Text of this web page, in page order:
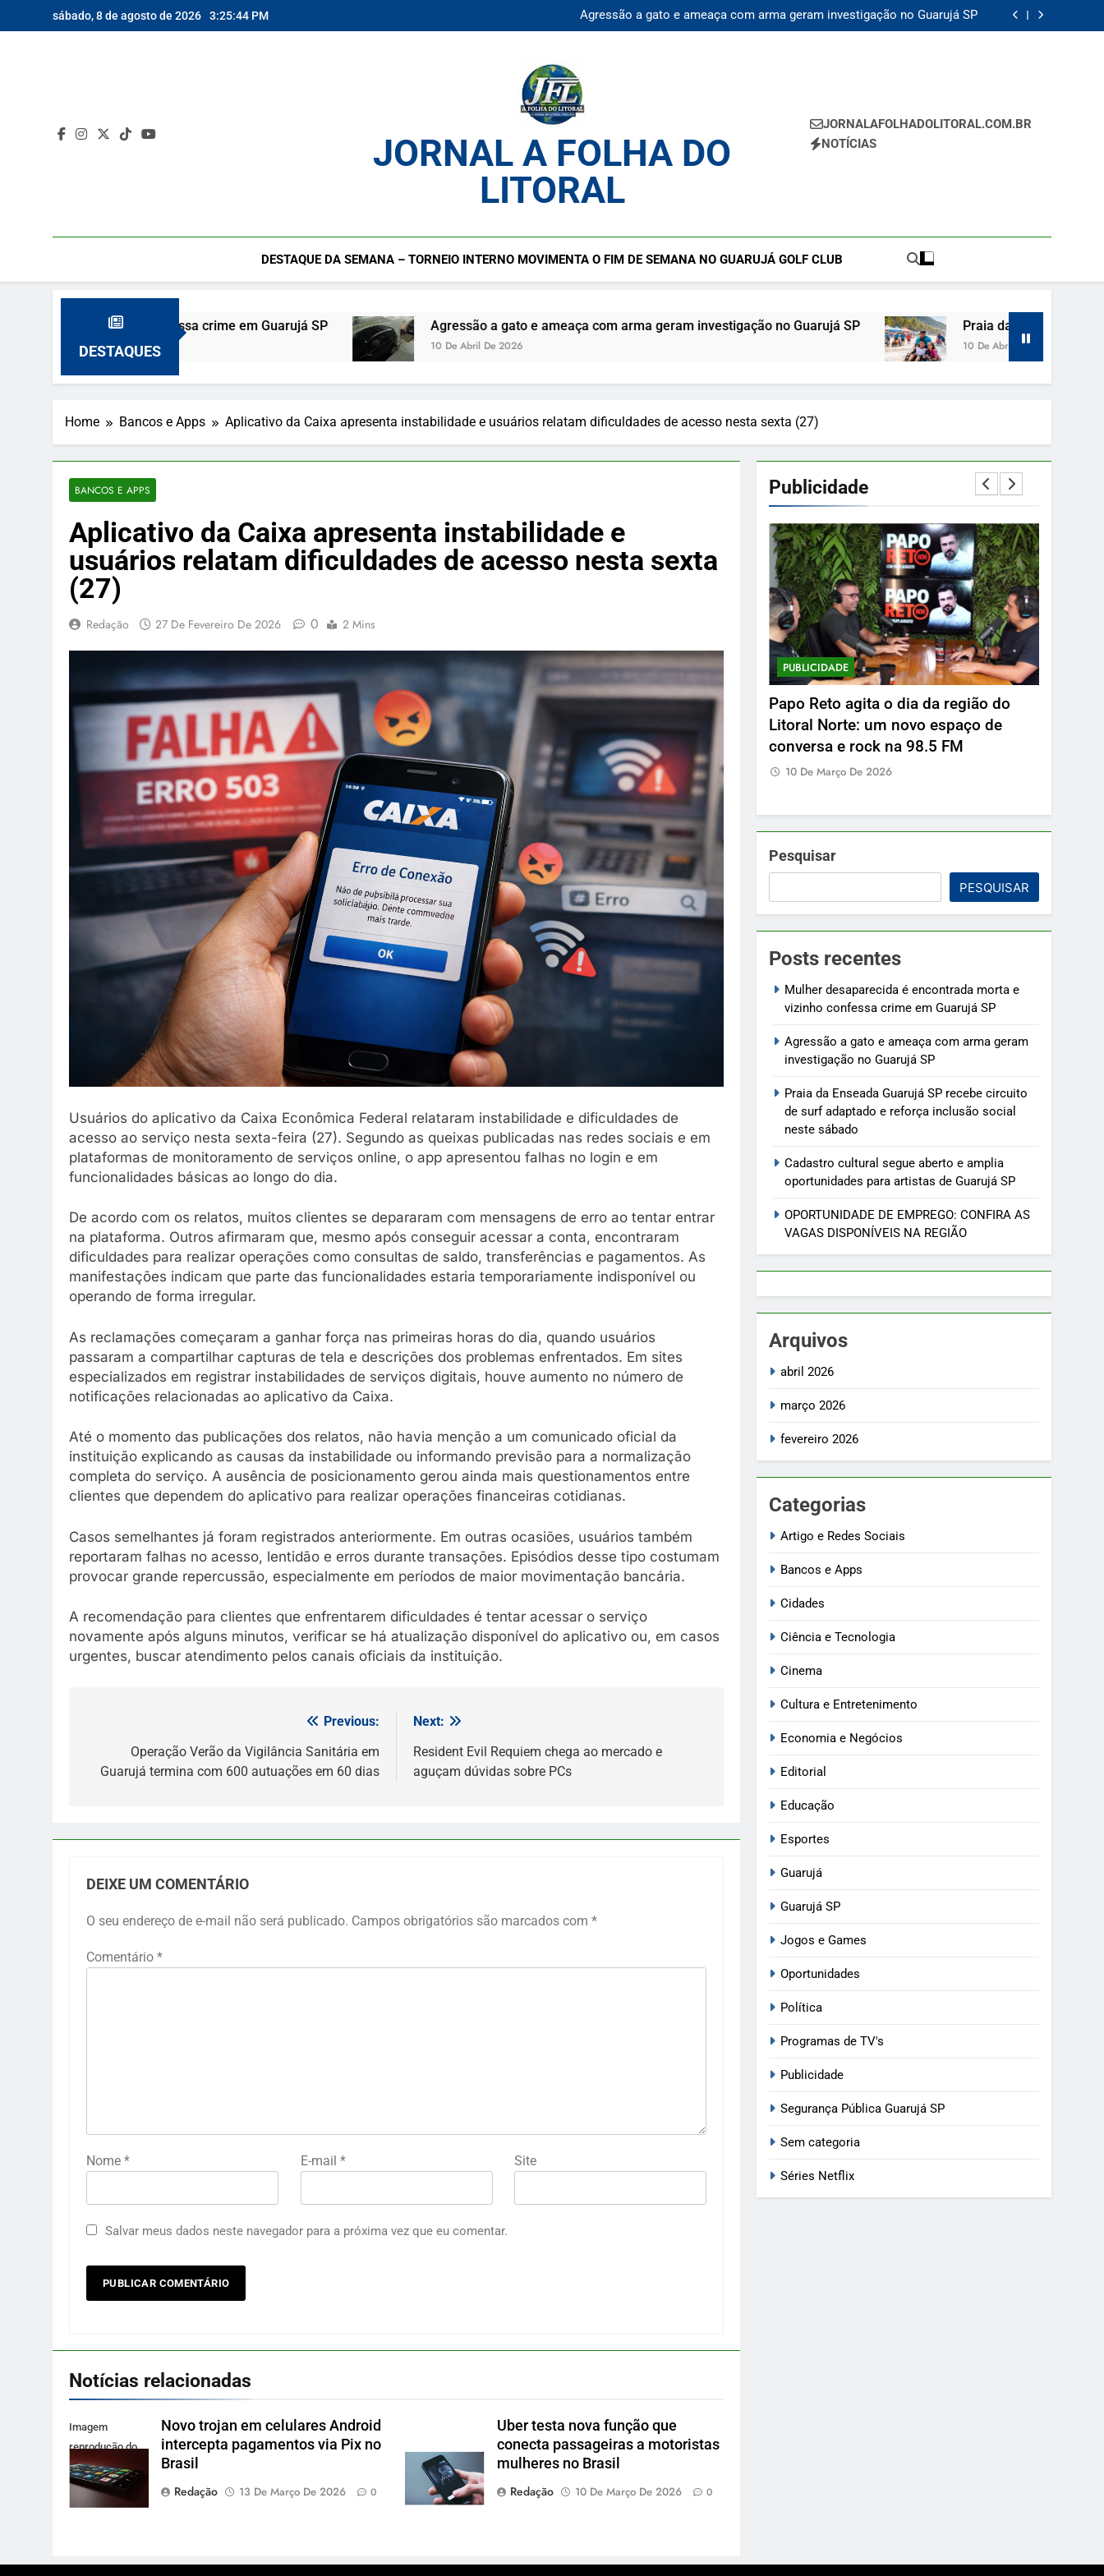
to
sábado, 8 de agosto de 2026 3:25:45 PM
Guarujá SP
Agressão a gato e ameaça com arma geram investigação no Guarujá SP
Praia da Enseada Guarujá SP recebe circuito de surf adaptado e reforça
Guarujá SP
JORNAL A FOLHA DO
LITORAL
JORNALAFOLHADOLITORAL.COM.BR
NOTÍCIAS
DESTAQUE DA SEMANA – TORNEIO INTERNO MOVIMENTA O FIM DE SEMANA NO GUARUJÁ GOLF CLUB
DESTAQUES
confessa crime em Guarujá SP Agressão a gato e ameaça com arma geram investigação no Guarujá SP
10 De Abril De 2026
Praia da Enseada Guarujá SP
10 De Abril De 2026
Home Bancos e Apps Aplicativo da Caixa apresenta instabilidade e usuários relatam dificuldades de acesso nesta sexta (27)
BANCOS E APPS
Aplicativo da Caixa apresenta instabilidade e
usuários relatam dificuldades de acesso nesta sexta
(27)
Redação 27 De Fevereiro De 2026 0 2 Mins
Usuários do aplicativo da Caixa Econômica Federal relataram instabilidade e dificuldades de
acesso ao serviço nesta sexta-feira (27). Segundo as queixas publicadas nas redes sociais e em
plataformas de monitoramento de serviços online, o app apresentou falhas no login e em
funcionalidades básicas ao longo do dia.
De acordo com os relatos, muitos clientes se depararam com mensagens de erro ao tentar entrar
na plataforma. Outros afirmaram que, mesmo após conseguir acessar a conta, encontraram
dificuldades para realizar operações como consultas de saldo, transferências e pagamentos. As
manifestações indicam que parte das funcionalidades estaria temporariamente indisponível ou
operando de forma irregular.
As reclamações começaram a ganhar força nas primeiras horas do dia, quando usuários
passaram a compartilhar capturas de tela e descrições dos problemas enfrentados. Em sites
especializados em registrar instabilidades de serviços digitais, houve aumento no número de
notificações relacionadas ao aplicativo da Caixa.
Até o momento das publicações dos relatos, não havia menção a um comunicado oficial da
instituição explicando as causas da instabilidade ou informando previsão para a normalização
completa do serviço. A ausência de posicionamento gerou ainda mais questionamentos entre
clientes que dependem do aplicativo para realizar operações financeiras cotidianas.
Casos semelhantes já foram registrados anteriormente. Em outras ocasiões, usuários também
reportaram falhas no acesso, lentidão e erros durante transações. Episódios desse tipo costumam
provocar grande repercussão, especialmente em períodos de maior movimentação bancária.
A recomendação para clientes que enfrentarem dificuldades é tentar acessar o serviço
novamente após alguns minutos, verificar se há atualização disponível do aplicativo ou, em casos
urgentes, buscar atendimento pelos canais oficiais da instituição.
Previous:
Operação Verão da Vigilância Sanitária em
Guarujá termina com 600 autuações em 60 dias
Next:
Resident Evil Requiem chega ao mercado e
aguçam dúvidas sobre PCs
DEIXE UM COMENTÁRIO
O seu endereço de e-mail não será publicado. Campos obrigatórios são marcados com *
Comentário *
Nome * E-mail * Site
Salvar meus dados neste navegador para a próxima vez que eu comentar.
Notícias relacionadas
Imagem
reprodução do
site Pexels
Novo trojan em celulares Android
intercepta pagamentos via Pix no
Brasil
Redação
13 De Março De 2026 0
Uber testa nova função que
conecta passageiras a motoristas
mulheres no Brasil
Redação
10 De Março De 2026 0
Publicidade
PUBLICIDADE
O Pudim Caramelim faz pudim
gourmet pra deixar seu almoço,
reunião em família ou festa ainda
melhor.
10 De Março De 2026
PUBLICIDADE
Nutrição e Movimento: cuidado
infantil
10 De Março De 2026
PUBLICIDADE
Papo Reto agita o dia da região do
Litoral Norte: um novo espaço de
conversa e rock na 98.5 FM
10 De Março De 2026
Pesquisar
PESQUISAR
Posts recentes
Mulher desaparecida é encontrada morta e
vizinho confessa crime em Guarujá SP
Agressão a gato e ameaça com arma geram
investigação no Guarujá SP
Praia da Enseada Guarujá SP recebe circuito
de surf adaptado e reforça inclusão social
neste sábado
Cadastro cultural segue aberto e amplia
oportunidades para artistas de Guarujá SP
OPORTUNIDADE DE EMPREGO: CONFIRA AS
VAGAS DISPONÍVEIS NA REGIÃO
Arquivos
abril 2026
março 2026
fevereiro 2026
Categorias
Artigo e Redes Sociais
Bancos e Apps
Cidades
Ciência e Tecnologia
Cinema
Cultura e Entretenimento
Economia e Negócios
Editorial
Educação
Esportes
Guarujá
Guarujá SP
Jogos e Games
Oportunidades
Política
Programas de TV's
Publicidade
Segurança Pública Guarujá SP
Sem categoria
Séries Netflix